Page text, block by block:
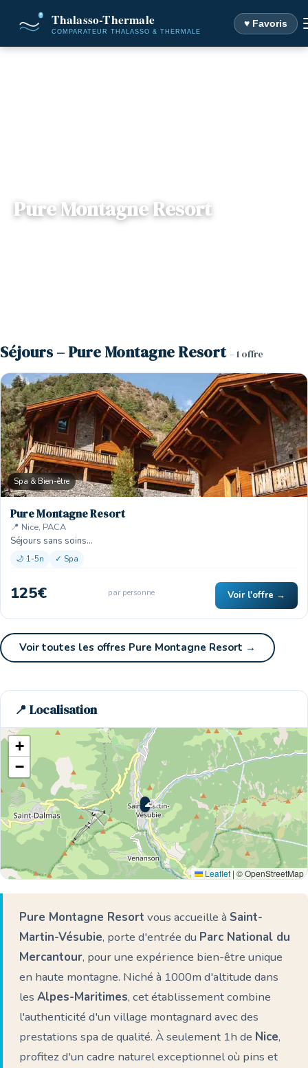
♥ Favoris
Pure Montagne Resort
Séjours – Pure Montagne Resort – 1 offre
Spa & Bien-être
Pure Montagne Resort
📍 Nice, PACA
Séjours sans soins…
🌙 1-5n ✓ Spa
125€ par personne Voir l'offre →
Voir toutes les offres Pure Montagne Resort →
📍 Localisation
🌊 Ici
+
−
Leaflet | © OpenStreetMap
Pure Montagne Resort vous accueille à Saint-
Martin-Vésubie, porte d'entrée du Parc National du
Mercantour, pour une expérience bien-être unique
en haute montagne. Niché à 1000m d'altitude dans
les Alpes-Maritimes, cet établissement combine
l'authenticité d'un village montagnard avec des
prestations spa de qualité. À seulement 1h de Nice,
profitez d'un cadre naturel exceptionnel où pins et